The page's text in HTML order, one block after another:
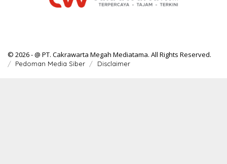
© 2026 - @ PT. Cakrawarta Megah Mediatama. All Rights Reserved.
Pedoman Media Siber Disclaimer